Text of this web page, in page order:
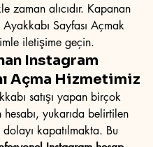
zaman alıcıdır. Kapanan
Sayfası Açmak
iletişime geçin.
Instagram
Açma Hizmetimiz
satışı yapan birçok
hesabı, yukarıda belirtilen
kapatılmakta. Bu